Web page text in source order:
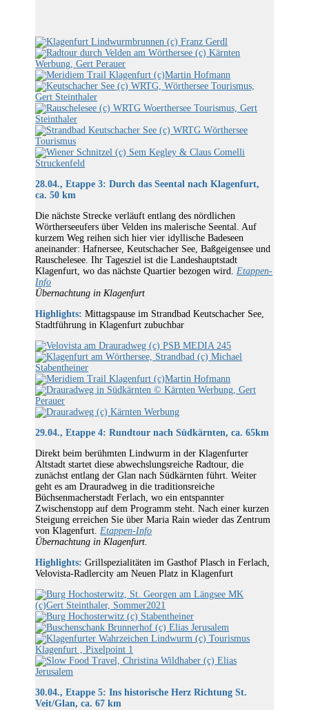
28.04., Etappe 3: Durch das Seental nach Klagenfurt,
ca. 50 km
Die nächste Strecke verläuft entlang des nördlichen
Wörtherseeufers über Velden ins malerische Seental. Auf
kurzem Weg reihen sich hier vier idyllische Badeseen
aneinander: Hafnersee, Keutschacher See, Baßgeigensee und
Rauschelesee. Ihr Tagesziel ist die Landeshauptstadt
Klagenfurt, wo das nächste Quartier bezogen wird.Etappen-
Info
Übernachtung in Klagenfurt
Highlights: Mittagspause im Strandbad Keutschacher See,
Stadtführung in Klagenfurt zubuchbar
29.04., Etappe 4: Rundtour nach Südkärnten, ca. 65km
Direkt beim berühmten Lindwurm in der Klagenfurter
Altstadt startet diese abwechslungsreiche Radtour, die
zunächst entlang der Glan nach Südkärnten führt. Weiter
geht es am Drauradweg in die traditionsreiche
Büchsenmacherstadt Ferlach, wo ein entspannter
Zwischenstopp auf dem Programm steht. Nach einer kurzen
Steigung erreichen Sie über Maria Rain wieder das Zentrum
von Klagenfurt.Etappen-Info
Übernachtung in Klagenfurt.
Highlights: Grillspezialitäten im Gasthof Plasch in Ferlach,
Velovista-Radlercity am Neuen Platz in Klagenfurt
30.04., Etappe 5: Ins historische Herz Richtung St.
Veit/Glan, ca. 67 km